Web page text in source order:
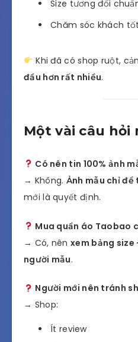
Size tương đối
Chăm sóc khách tốt
Khi đã có shop ruột,
đầu hơn rất nhiều.
Một vài câu hỏi
Có nên tin 100% ảnh
→ Không. Ảnh mẫu chỉ để
mới là quyết định.
Mua quần áo Taobao
→ Có, nên xem bảng
người mẫu.
Người mới nên tránh
→ Shop:
Ít review